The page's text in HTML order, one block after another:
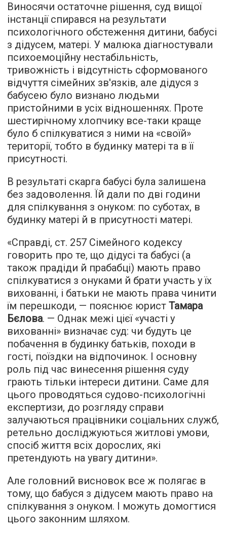
Виносячи остаточне рішення, суд вищої
інстанції спирався на результати
психологічного обстеження дитини, бабусі
з дідусем, матері. У малюка діагностували
психоемоційну нестабільність,
тривожність і відсутність сформованого
відчуття сімейних зв'язків, але дідуся з
бабусею було визнано людьми
пристойними в усіх відношеннях. Проте
шестирічному хлопчику все-таки краще
було б спілкуватися з ними на «своїй»
території, тобто в будинку матері та в її
присутності.
В результаті скарга бабусі була залишена
без задоволення. Їй дали по дві години
для спілкування з онуком: по суботах, в
будинку матері й в присутності матері.
«Справді, ст. 257 Сімейного кодексу
говорить про те, що дідусі та бабусі (а
також прадіди й прабабці) мають право
спілкуватися з онуками й брати участь у їх
вихованні, і батьки не мають права чинити
їм перешкоди, — пояснює юрист Тамара
Бєлова. — Однак межі цієї «участі у
вихованні» визначає суд: чи будуть це
побачення в будинку батьків, походи в
гості, поїздки на відпочинок. І основну
роль під час винесення рішення суду
грають тільки інтереси дитини. Саме для
цього проводяться судово-психологічні
експертизи, до розгляду справи
залучаються працівники соціальних служб,
ретельно досліджуються житлові умови,
спосіб життя всіх дорослих, які
претендують на увагу дитини».
Але головний висновок все ж полягає в
тому, що бабуся з дідусем мають право на
спілкування з онуком. І можуть домогтися
цього законним шляхом.